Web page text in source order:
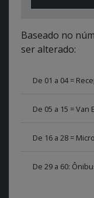
Baseado no
ser alterado:
De 01 a 04 =
De 05 a 15 = Van
De 16 a 28 =
De 29 a 60: